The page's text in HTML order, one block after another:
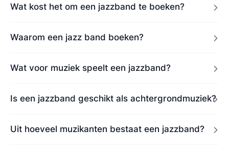
Wat kost het om een jazzband te boeken?
Waarom een jazz band boeken?
Wat voor muziek speelt een jazzband?
Is een jazzband geschikt als achtergrondmuziek?
Uit hoeveel muzikanten bestaat een jazzband?